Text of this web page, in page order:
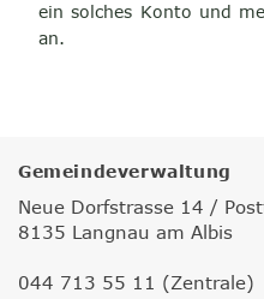
ein solches Konto und
an.
Gemeindeverwaltung
Neue Dorfstrasse 14 /
8135 Langnau am Albis
044 713 55 11 (Zentrale)